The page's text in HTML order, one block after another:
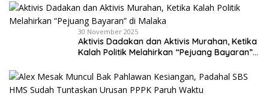
30 November 2025
Aktivis Dadakan dan Aktivis Murahan, Ketika
Kalah Politik Melahirkan “Pejuang Bayaran”